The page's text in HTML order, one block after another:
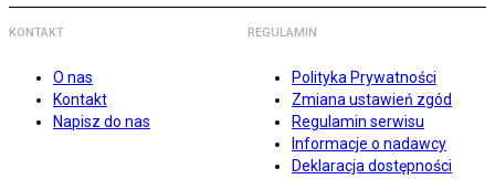
KONTAKT
O nas
Kontakt
Napisz do nas
REGULAMIN
Polityka Prywatności
Zmiana ustawień zgód
Regulamin serwisu
Informacje o nadawcy
Deklaracja dostępności